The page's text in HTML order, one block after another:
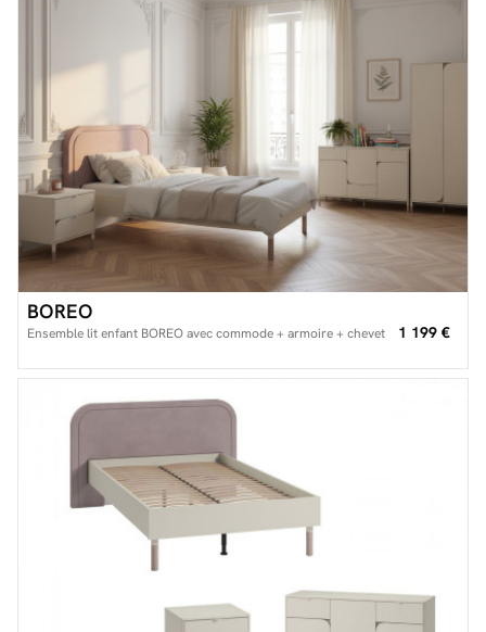
BOREO
Ensemble lit enfant BOREO avec commode + armoire + chevet 1 199 €